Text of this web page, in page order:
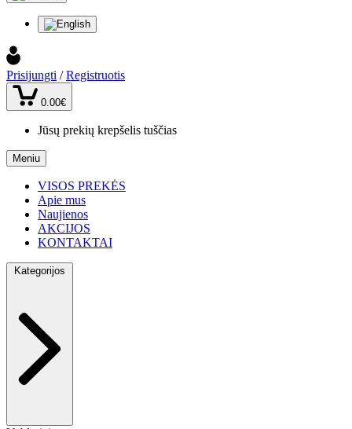
Prisijungti / Registruotis
0.00€
Jūsų prekių krepšelis tuščias
Meniu
VISOS PREKĖS
Apie mus
Naujienos
AKCIJOS
KONTAKTAI
Kategorijos